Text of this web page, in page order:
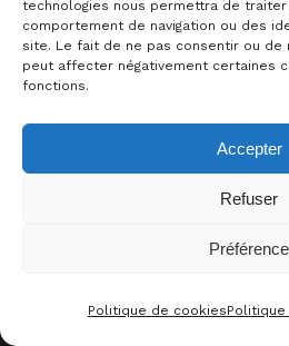
technologies nous permettra de
comportement de navigation ou des
site. Le fait de ne pas consentir ou
peut affecter négativement certaines
fonctions.
Accepter
Refuser
Préférence
Politique de cookies
jeux de société
Lille!
Ce tout nouveau
, avec son
décontractée etses
une session ludique